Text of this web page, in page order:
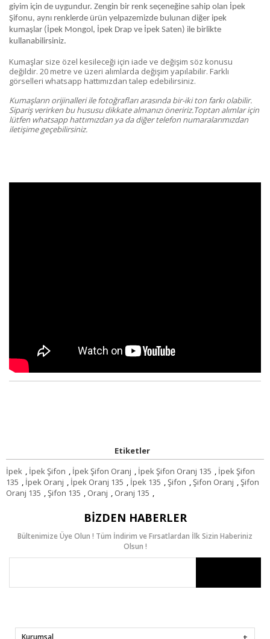
giyim için de uygundur. Zengin bir renk seçeneğine sahip olan İpek
Şifonu, aynı renklerde ürün yelpazemizde bulunan diğer ipek
kumaşlar (İpek Mongol, İpek Drap ve İpek Saten) ile birlikte
kullanabilirsiniz.
Kumaşlar size özel kesileceği için iade ve değişim söz konusu
değildir. 20 metre ve üzeri alımlarda değişim yapılabilir. Farklı
görselleri whatsapp hattımızdan talep edebilirsiniz.
Kumaşların orijinalleri ile fotoğrafları arasında bir-iki ton farkı olabilir.
Sipariş verirken bu hususu dikkate almanızı öneririz.Toptan alımlar için
lütfen whatsapp hattımızdan ya da diğer telefon numaralarımızdan
iletişime geçebilirsiniz.
Etiketler
İpek , İpek Şifon , İpek Şifon Oranj , İpek Şifon Oranj 135 , İpek Şifon
135 , İpek Oranj , İpek Oranj 135 , İpek 135 ,Şifon ,Şifon Oranj ,Şifon
Oranj 135 ,Şifon 135 , Oranj , Oranj 135 ,
BIZDEN HABERLER
Bültenimize Üye Olun ! Tüm İndirim ve Fırsatlardan İlk Sizin Haberiniz
Olsun !
Kurumsal